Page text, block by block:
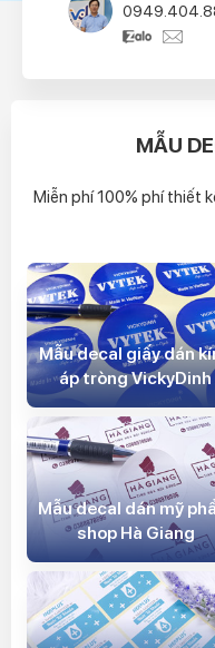
MẪU
Miễn phí 100% phí thiết
Mẫu decal giấy dán
áp tròng VickyDinh
Mẫu decal dán mỹ
shop Hà Giang